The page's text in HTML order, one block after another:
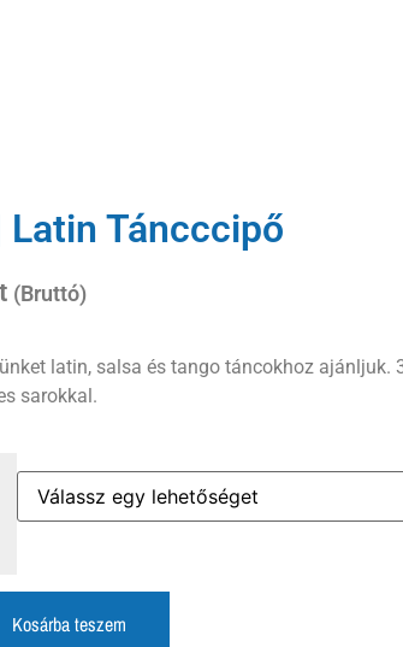
Latin Táncccipő
(Bruttó)
latin, salsa és tango táncokhoz ajánljuk.
sarokkal.
Kosárba teszem